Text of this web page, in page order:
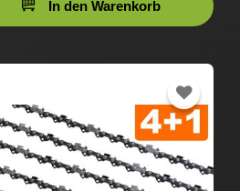
In den Warenkorb